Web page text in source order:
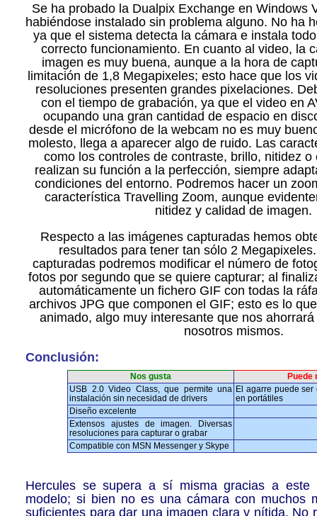
Se ha probado la Dualpix Exchange en Windows
habiéndose instalado sin problema alguno. No ha
ya que el sistema detecta la cámara e instala
correcto funcionamiento. En cuanto al video, la
imagen es muy buena, aunque a la hora de
limitación de 1,8 Megapixeles; esto hace que los
resoluciones presenten grandes pixelaciones.
con el tiempo de grabación, ya que el video en
ocupando una gran cantidad de espacio en
desde el micrófono de la webcam no es muy
molesto, llega a aparecer algo de ruido. Las
como los controles de contraste, brillo, nitidez o
realizan su función a la perfección, siempre
condiciones del entorno. Podremos hacer un
característica Travelling Zoom, aunque
nitidez y calidad de imagen.
Respecto a las imágenes capturadas hemos
resultados para tener tan sólo 2
capturadas podremos modificar el número de
fotos por segundo que se quiere capturar; al
automáticamente un fichero GIF con todas la
archivos JPG que componen el GIF; esto es lo
animado, algo muy interesante que nos
nosotros mismos.
Conclusión:
Nos gusta
Puede
USB 2.0 Video Class, que permite una
instalación sin necesidad de drivers
El agarre puede ser
en portátiles
Diseño excelente
Extensos ajustes de imagen. Diversas
resoluciones para capturar o grabar
Compatible con MSN Messenger y Skype
Hercules se supera a sí misma gracias a este
modelo; si bien no es una cámara con muchos
suficientes para dar una imagen clara y nítida. No